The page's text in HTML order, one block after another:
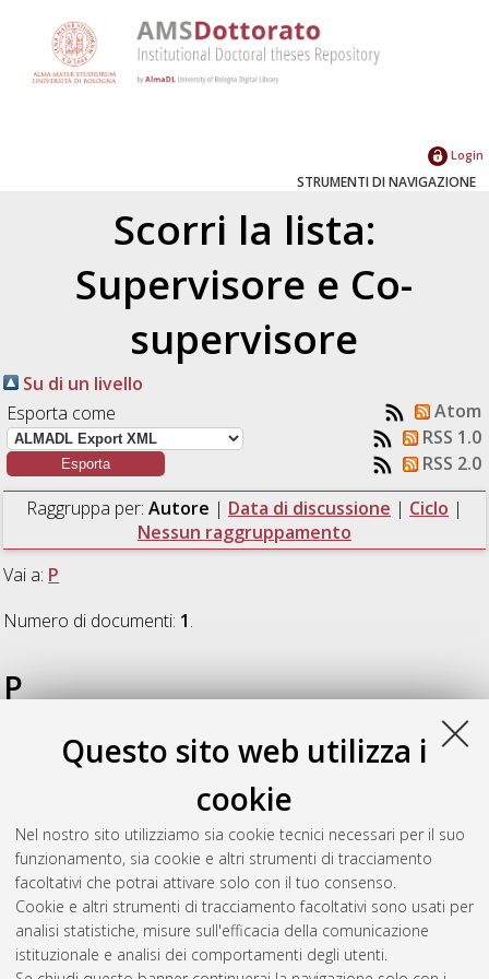
Questo sito web utilizza i
cookie
Nel nostro sito utilizziamo sia cookie tecnici necessari per il suo
funzionamento, sia cookie e altri strumenti di tracciamento
facoltativi che potrai attivare solo con il tuo consenso.
Cookie e altri strumenti di tracciamento facoltativi sono usati per
analisi statistiche, misure sull'efficacia della comunicazione
istituzionale e analisi dei comportamenti degli utenti.
Login
STRUMENTI DI NAVIGAZIONE
Scorri la lista:
Supervisore e Co-
supervisore
Su di un livello
Esporta come
Atom
RSS 1.0
RSS 2.0
Raggruppa per: Autore | Data di discussione | Ciclo |
Nessun raggruppamento
Vai a: P
Numero di documenti: 1.
P
Petrucci, Maila(2024)Development of an in silico trial for the
risk analysis of new hip replacement designs: predicting the risk
, [Dissertation thesis], Alma Mater
Studiorum Università di Bologna. Dottorato di ricerca in
Scienze e tecnologie della salute, 36 Ciclo. DOI
10.48676/unibo/amsdottorato/11369.
Questa lista e' stata generata ilSat Aug 8 20:46:43 2026